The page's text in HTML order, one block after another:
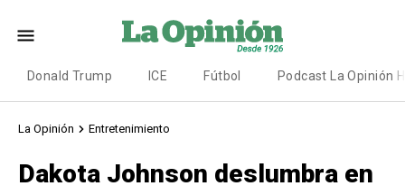
Donald Trump ICE Fútbol Podcast La Opinión
La Opinión Entretenimiento
Dakota Johnson deslumbra en